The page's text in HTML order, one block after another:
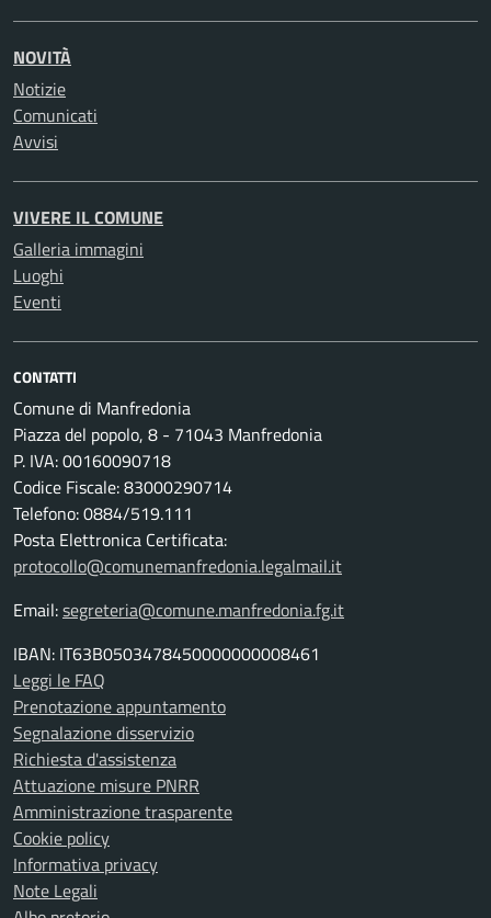
NOVITÀ
Notizie
Comunicati
Avvisi
VIVERE IL COMUNE
Galleria immagini
Luoghi
Eventi
CONTATTI
Comune di Manfredonia
Piazza del popolo, 8 - 71043 Manfredonia
P. IVA: 00160090718
Codice Fiscale: 83000290714
Telefono: 0884/519.111
Posta Elettronica Certificata:
protocollo@comunemanfredonia.legalmail.it
Email:segreteria@comune.manfredonia.fg.it
IBAN: IT63B0503478450000000008461
Leggi le FAQ
Prenotazione appuntamento
Segnalazione disservizio
Richiesta d'assistenza
Attuazione misure PNRR
Amministrazione trasparente
Cookie policy
Informativa privacy
Note Legali